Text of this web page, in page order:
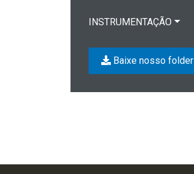
INSTRUMENTAÇÃO
Baixe nosso folder